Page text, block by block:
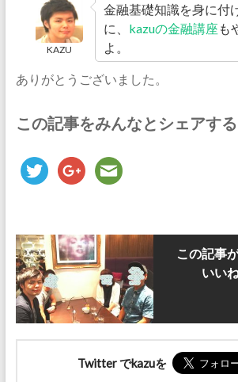
KAZU
金融基礎知識を身に付
に、 kazuの金融講座 も
よ。
ありがとうございました。
この記事をみんなとシェアする
この記事
いい
Twitter でkazuを